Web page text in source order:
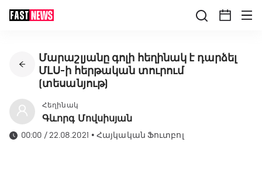
Մարաշլյանը գոլի հեղինակ է դարձել
ՄԼՍ-ի հերթական տուրում
(տեսանյութ)
Հեղինակ
Գևորգ Մովսիսյան
00:00 / 22.08.2021 •Հայկական Ֆուտբոլ